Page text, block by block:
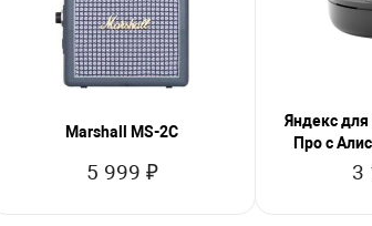
Marshall MS-2C
5 999 ₽
Яндекс
Про с
3